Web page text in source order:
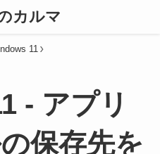
カルマ
11
- アプリ
保存先を